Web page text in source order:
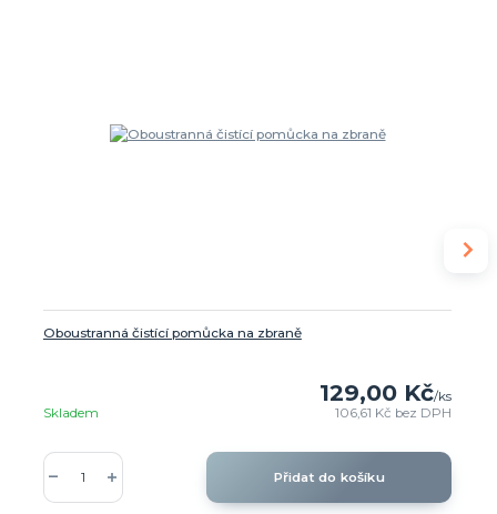
Oboustranná čistící pomůcka na zbraně
129,00 Kč/ks
106,61 Kč bez DPH
Skladem
Přidat do košíku